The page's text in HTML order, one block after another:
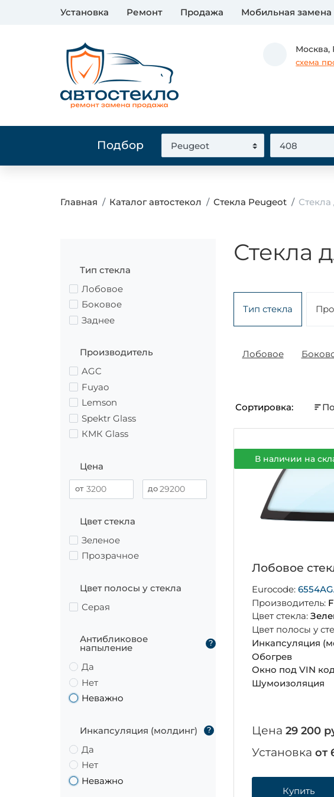
Установка Ремонт Продажа Мобильная замена
Москва,
схема
Подбор
Главная Каталог автостекол Стекла Peugeot
Тип стекла
Лобовое
Боковое
Заднее
Производитель
AGC
Fuyao
Lemson
Spektr Glass
КМК Glass
Цена
Цвет стекла
Зеленое
Прозрачное
Цвет полосы у стекла
Серая
Антибликовое
напыление ?
Да
Нет
Неважно
Инкапсуляция (молдинг) ?
Да
Нет
Неважно
Стекла
Тип стекла
Лобовое
Сортировка:
В наличии на
Лобовое
Eurocode:
Производитель:
Цвет стекла:
Цвет полосы у
Инкапсуляция
Обогрев
Окно под VIN
Шумоизоляция
Цена 29 200
Установка от
Купить